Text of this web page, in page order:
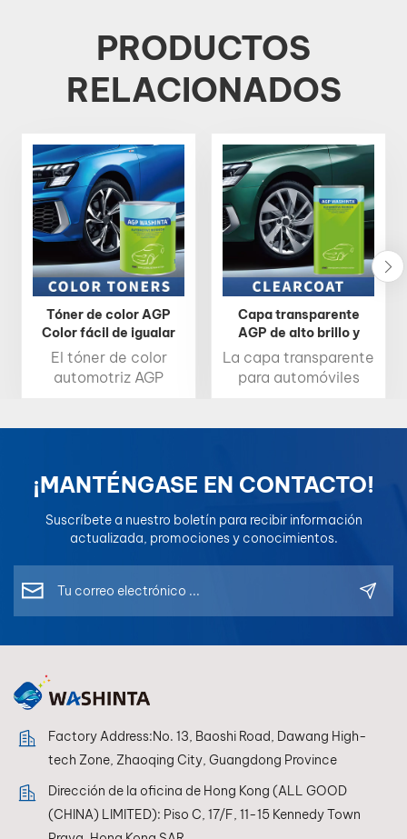
PRODUCTOS
RELACIONADOS
Tóner de color AGP
Color fácil de igualar
Capa base 1K Capa
superior 2K
El tóner de color
automotriz AGP
convierte en la
opción ideal para la
igualación de color
profesional. Diseñado
consistentes, cada
tóner está formulado
óptima en sistemas
de mezcla, lo que
pintores lograr una
reproducción de
todo momento.
Capa transparente
AGP de alto brillo y
secado rápido para
automóviles
La capa transparente
para automóviles
contra daños al
mismo tiempo que
mejora su brillo y se
seca rápidamente
¡MANTÉNGASE EN CONTACTO!
Suscríbete a nuestro boletín para recibir información
actualizada, promociones y conocimientos.
Factory Address:No. 13, Baoshi Road, Dawang High-
tech Zone, Zhaoqing City, Guangdong Province
Dirección de la oficina de Hong Kong (ALL GOOD
(CHINA) LIMITED): Piso C, 17/F, 11-15 Kennedy Town